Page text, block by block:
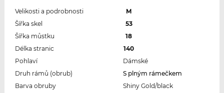
Velikosti a podrobnosti
M
Šířka skel
53
Šířka můstku
18
Délka stranic
140
Pohlaví
Dámské
Druh rámů (obrub)
S plným rámečkem
Barva obruby
Shiny Gold/black